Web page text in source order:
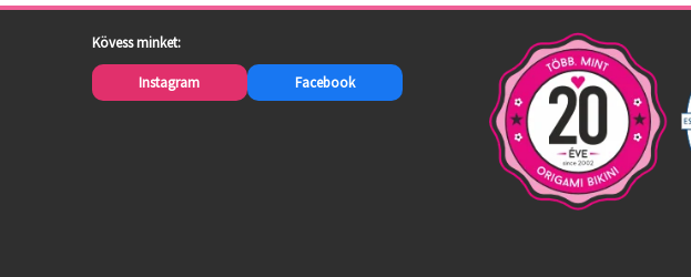
Kövess minket:
Instagram Facebook